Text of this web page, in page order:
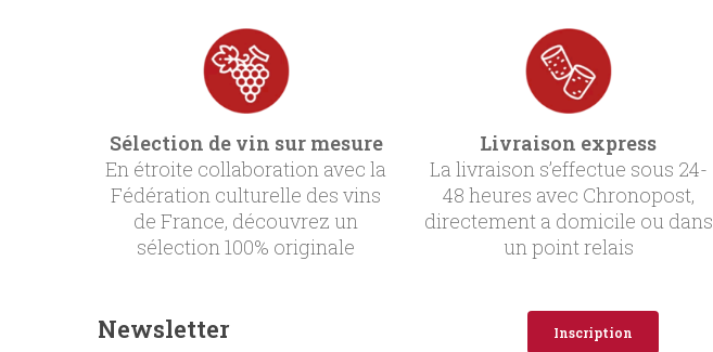
Sélection de vin sur mesure
En étroite collaboration avec la
Fédération culturelle des vins
de France, découvrez un
sélection 100% originale
Livraison express
La livraison s’effectue sous 24-
48 heures avec Chronopost,
directement a domicile ou dans
un point relais
Newsletter Inscription